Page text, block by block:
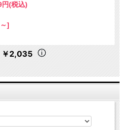
(税込)
]
￥2,035